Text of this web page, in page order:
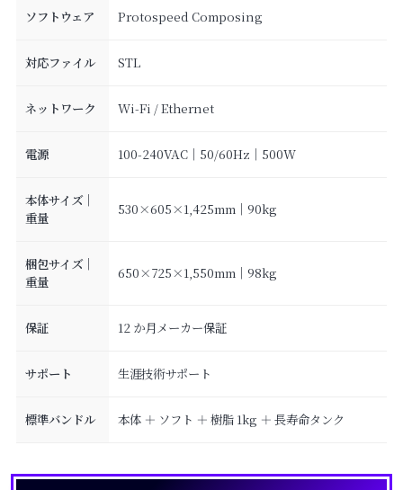
ソフトウェア Protospeed Composing
対応ファイル STL
ネットワーク Wi-Fi / Ethernet
電源 100-240VAC｜50/60Hz｜500W
本体サイズ｜
重量
530×605×1,425mm｜90kg
梱包サイズ｜
重量
650×725×1,550mm｜98kg
保証 12 か月メーカー保証
サポート 生涯技術サポート
標準バンドル 本体 ＋ ソフト ＋ 樹脂 1kg ＋ 長寿命タンク